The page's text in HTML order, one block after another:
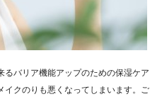
バリア機能アップのための保湿ケア
イクのりも悪くなってしまいます。ご